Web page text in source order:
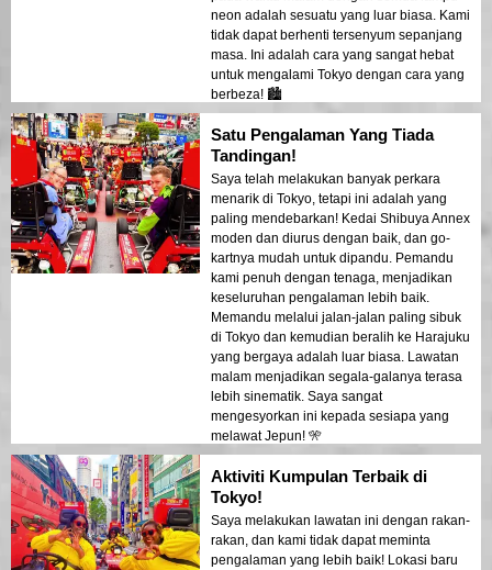
neon adalah sesuatu yang luar biasa. Kami
tidak dapat berhenti tersenyum sepanjang
masa. Ini adalah cara yang sangat hebat
untuk mengalami Tokyo dengan cara yang
berbeza! 🏙️
Satu Pengalaman Yang Tiada
Tandingan!
Saya telah melakukan banyak perkara
menarik di Tokyo, tetapi ini adalah yang
paling mendebarkan! Kedai Shibuya Annex
moden dan diurus dengan baik, dan go-
kartnya mudah untuk dipandu. Pemandu
kami penuh dengan tenaga, menjadikan
keseluruhan pengalaman lebih baik.
Memandu melalui jalan-jalan paling sibuk
di Tokyo dan kemudian beralih ke Harajuku
yang bergaya adalah luar biasa. Lawatan
malam menjadikan segala-galanya terasa
lebih sinematik. Saya sangat
mengesyorkan ini kepada sesiapa yang
melawat Jepun! 🎌
Aktiviti Kumpulan Terbaik di
Tokyo!
Saya melakukan lawatan ini dengan rakan-
rakan, dan kami tidak dapat meminta
pengalaman yang lebih baik! Lokasi baru